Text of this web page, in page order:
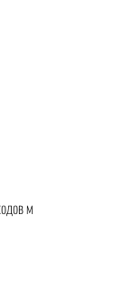
м